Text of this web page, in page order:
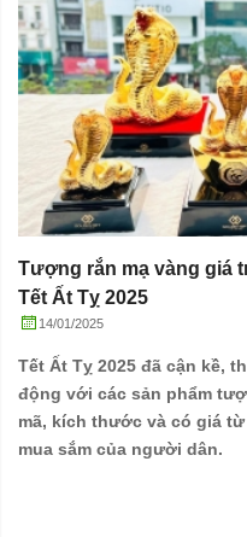
Tượng rắn mạ vàng giá
Tết Ất Tỵ 2025
14/01/2025
Tết Ất Tỵ 2025 đã cận kề,
động với các sản phẩm
mã, kích thước và có giá
mua sắm của người dân.